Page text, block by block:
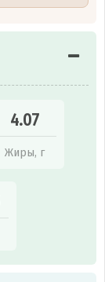
4.07
Жиры, г